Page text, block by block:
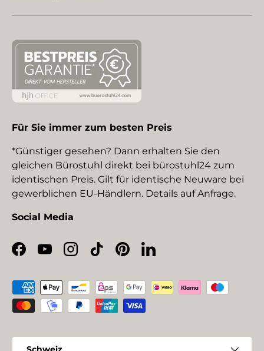
Für Sie immer zum besten Preis
*Günstiger gesehen? Dann erhalten Sie den
gleichen Bürostuhl direkt bei bürostuhl24 zum
identischen Preis. Gilt für identische Neuware bei
gewerblichen EU-Händlern. Details auf Anfrage.
Social Media
Facebook
YouTubeInstagram
TikTokPinterestLinkedIn
Zahlungsmethoden